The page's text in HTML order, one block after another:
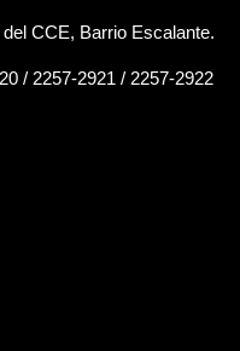
CCE, Barrio Escalante.
/ 2257-2921 / 2257-2922